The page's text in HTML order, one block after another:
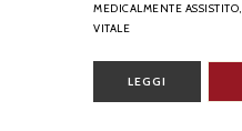
MEDICALMENTE ASSISTITO,
VITALE
LEGGI